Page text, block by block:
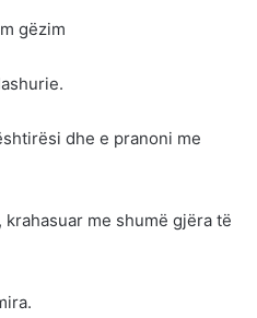
gëzim
dhe e pranoni me
me shumë gjëra të